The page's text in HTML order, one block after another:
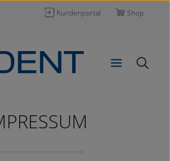
Kundenportal
Shop